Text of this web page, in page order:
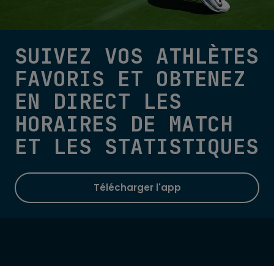
SUIVEZ VOS ATHLÈTES
FAVORIS ET OBTENEZ
EN DIRECT LES
HORAIRES DE MATCH
ET LES STATISTIQUES
Télécharger l'app